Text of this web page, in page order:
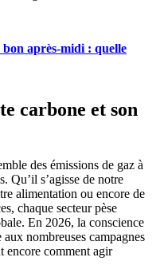
après-midi : quelle
carbone et son
des émissions de gaz à
Qu’il s’agisse de notre
alimentation ou encore de
chaque secteur pèse
En 2026, la conscience
nombreuses campagnes
encore comment agir